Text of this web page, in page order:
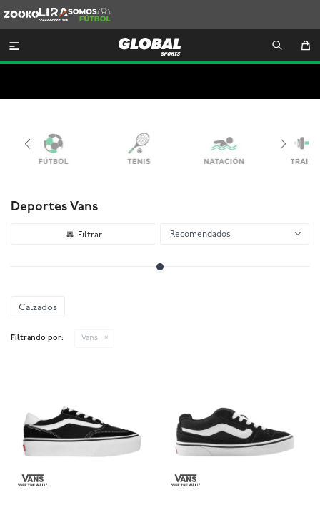
Lira
Somos
Futbol

Deportes Vans
Recomendados
Calzados
Filtrando por: Vans